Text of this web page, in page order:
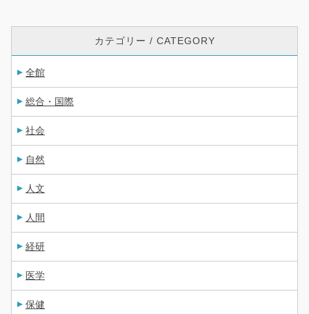
カテゴリー / CATEGORY
全館
総合・国際
社会
自然
人文
人間
経研
医学
保健